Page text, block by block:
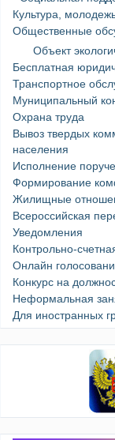
Культура,
Общественные
Объект
Бесплатная
Транспортное
Муниципальный
Охрана труда
Вывоз твердых
населения
Исполнение
Формирование
Жилищные
Всероссийская
Уведомления
Контрольно-
Онлайн
Конкурс на
Неформальная
Для иностранных